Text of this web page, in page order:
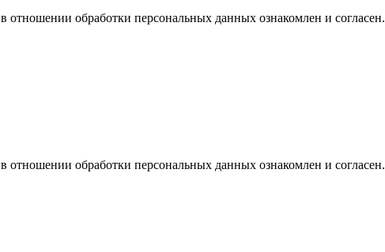
в отношении обработки персональных данных ознакомлен и согласен.
в отношении обработки персональных данных ознакомлен и согласен.